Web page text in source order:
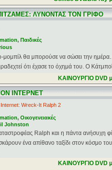
ΛΥΝΟΝΤΑΣ ΤΟΝ ΓΡΙΦΟ
, Παιδικές
μομπίλ θα μπορούσε να σώσει την
ότι έχασε το όχημά του. Ο
ΚΑΙΝΟΥΡΓΙΟ DVD
ΙΝΤΕΡΝΕΤ
Wreck-It Ralph 2
, Οικογενειακές
Johnston
Ralph και η πάντα ανήσυχη
ένα απίθανο ταξίδι στον κόσμο
ΚΑΙΝΟΥΡΓΙΟ DVD